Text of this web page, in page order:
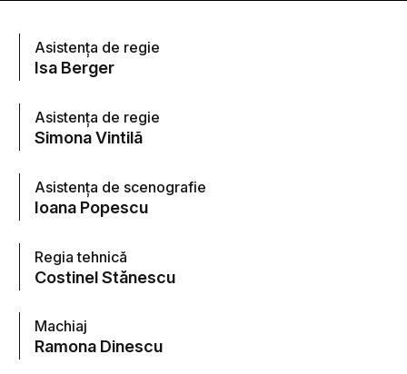
Asistența de regie
Isa Berger
Asistența de regie
Simona Vintilã
Asistența de scenografie
Ioana Popescu
Regia tehnică
Costinel Stănescu
Machiaj
Ramona Dinescu